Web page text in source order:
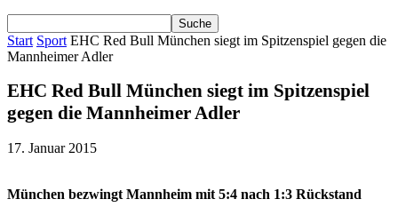
Start Sport EHC Red Bull München siegt im Spitzenspiel gegen die
Mannheimer Adler
EHC Red Bull München siegt im Spitzenspiel
gegen die Mannheimer Adler
17. Januar 2015
München bezwingt Mannheim mit 5:4 nach 1:3 Rückstand